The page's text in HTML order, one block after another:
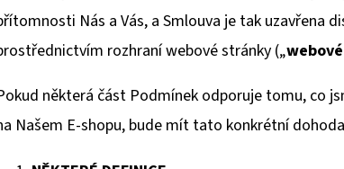
Nás a Vás, a Smlouva je tak uzavřena
rozhraní webové stránky („
některá část Podmínek odporuje tomu, co
Našem E-shopu, bude mít tato konkrétní